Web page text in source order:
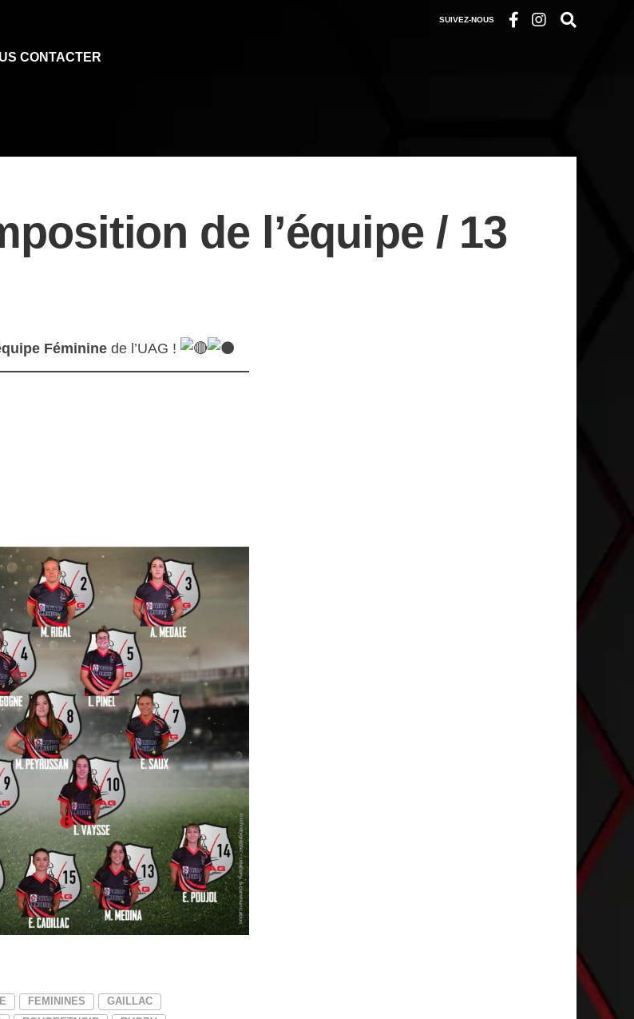
SUIVEZ-NOUS
CONTACTER
de l’équipe / 13
Féminine de l’UAG !
FEMININES
GAILLAC